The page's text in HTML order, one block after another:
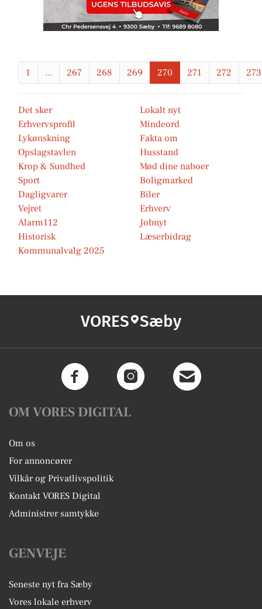
1 ... 267 268 269 270 271 272 273
Det sker
Lokalt nyt
Erhvervsprofil
Mindeord
Lykønskning
Fakta om
Opslagstavlen
Husstand
Krop & Sundhed
Mød dine naboer
Sport
Boligmarked
Dagligvarer
Biler
Vejret
Erhverv
Alarm112
Jobnyt
Historisk
Læserbidrag
Kommunalvalg 2025
VORES Sæby
OM VORES DIGITAL
Om os
For annoncører
Vilkår og Privatlivspolitik
Kontakt VORES Digital
Administrer samtykke
GENVEJE
Seneste nyt fra Sæby
Vores lokale erhverv